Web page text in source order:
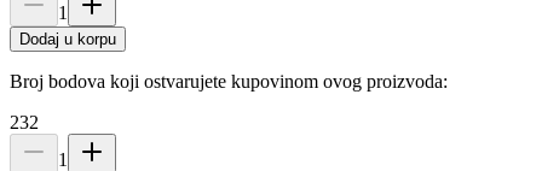
1
Dodaj u korpu
Broj bodova koji ostvarujete kupovinom ovog proizvoda:
232
1